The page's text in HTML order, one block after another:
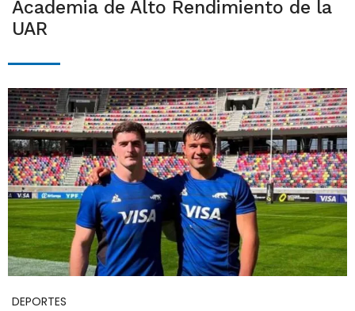
Academia de Alto Rendimiento de la
UAR
DEPORTES